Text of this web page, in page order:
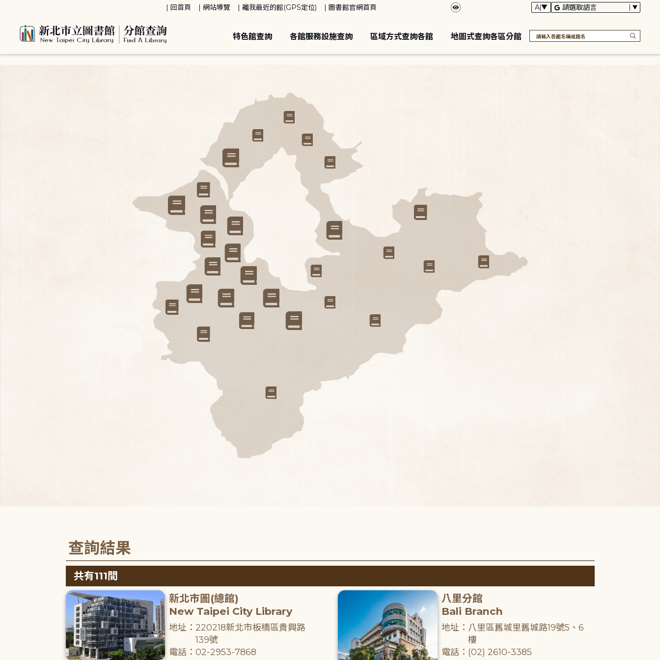
回首頁 網站導覽 離我最近的館(GPS定位) 圖書館官網首頁
特色館查詢 各館服務設施查詢 區域方式查詢各館 地圖式查詢各區分館
查詢結果
共有111間
新北市圖(總館)
New Taipei City Library
地址：220218新北市板橋區貴興路
139號
電話：02-2953-7868
八里分館
Bali Branch
地址：八里區舊城里舊城路19號5、6
樓
電話：(02) 2610-3385